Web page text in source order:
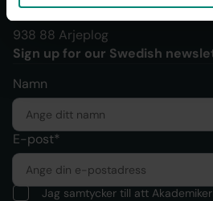
938 88 Arjeplog
Sign up for our Swedish
Namn
E-post*
Jag samtycker till att